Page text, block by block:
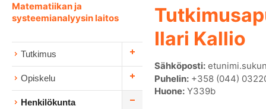
Matematiikan ja
systeemianalyysin laitos
Tutkimus
Opiskelu
Henkilökunta
Ilari Kallio
Sähköposti:
Puhelin: +358 (044)
Huone: Y339b